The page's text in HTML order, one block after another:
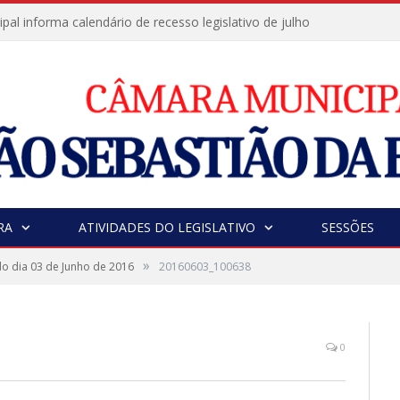
informa calendário de recesso legislativo de julho
ATIVIDADES DO LEGISLATIVO SESSÕES
dia 03 de Junho de 2016 » 20160603_100638
0